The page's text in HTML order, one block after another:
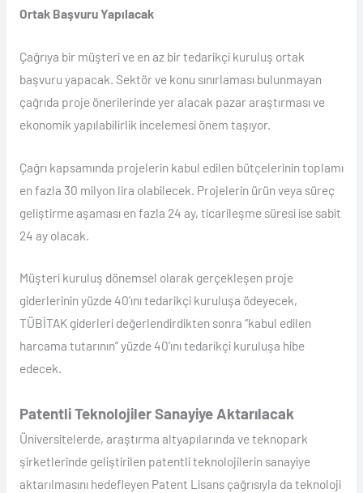
Ortak Başvuru Yapılacak
Çağrıya bir müşteri ve en az bir tedarikçi kuruluş ortak
başvuru yapacak. Sektör ve konu sınırlaması bulunmayan
çağrıda proje önerilerinde yer alacak pazar araştırması ve
ekonomik yapılabilirlik incelemesi önem taşıyor.
Çağrı kapsamında projelerin kabul edilen bütçelerinin toplamı
en fazla 30 milyon lira olabilecek. Projelerin ürün veya süreç
geliştirme aşaması en fazla 24 ay, ticarileşme süresi ise sabit
24 ay olacak.
Müşteri kuruluş dönemsel olarak gerçekleşen proje
giderlerinin yüzde 40’ını tedarikçi kuruluşa ödeyecek,
TÜBİTAK giderleri değerlendirdikten sonra “kabul edilen
harcama tutarının” yüzde 40’ını tedarikçi kuruluşa hibe
edecek.
Patentli Teknolojiler Sanayiye Aktarılacak
Üniversitelerde, araştırma altyapılarında ve teknopark
şirketlerinde geliştirilen patentli teknolojilerin sanayiye
aktarılmasını hedefleyen Patent Lisans çağrısıyla da teknoloji